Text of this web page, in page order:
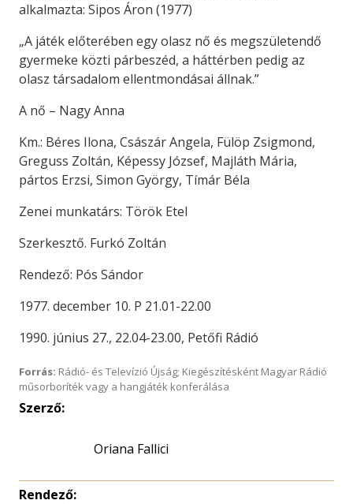
alkalmazta: Sipos Áron (1977)
„A játék előterében egy olasz nő és megszületendő
gyermeke közti párbeszéd, a háttérben pedig az
olasz társadalom ellentmondásai állnak.”
A nő – Nagy Anna
Km.: Béres Ilona, Császár Angela, Fülöp Zsigmond,
Greguss Zoltán, Képessy József, Majláth Mária,
pártos Erzsi, Simon György, Tímár Béla
Zenei munkatárs: Török Etel
Szerkesztő. Furkó Zoltán
Rendező: Pós Sándor
1977. december 10. P 21.01-22.00
1990. június 27., 22.04-23.00, Petőfi Rádió
Forrás: Rádió- és Televízió Újság; Kiegészítésként Magyar Rádió
műsorboríték vagy a hangjáték konferálása
Szerző:
Oriana Fallici
Rendező: